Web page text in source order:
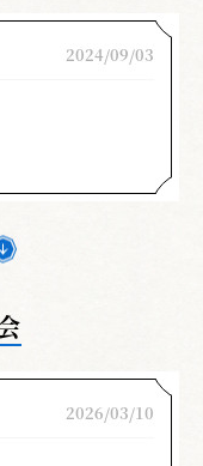
「巻き返し」
太刀の「受け
が特に目立っ
かぶる時、両
突き、引き込
なっている。
払いになって
太刀の支えが
2024/09/03
2026/03/10